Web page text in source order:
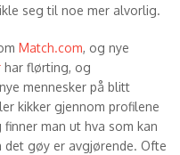
seg til noe mer alvorlig.
Match.com, og nye
har flørting, og
mennesker på blitt
kikker gjennom profilene
man ut hva som kan
det gøy er avgjørende. Ofte